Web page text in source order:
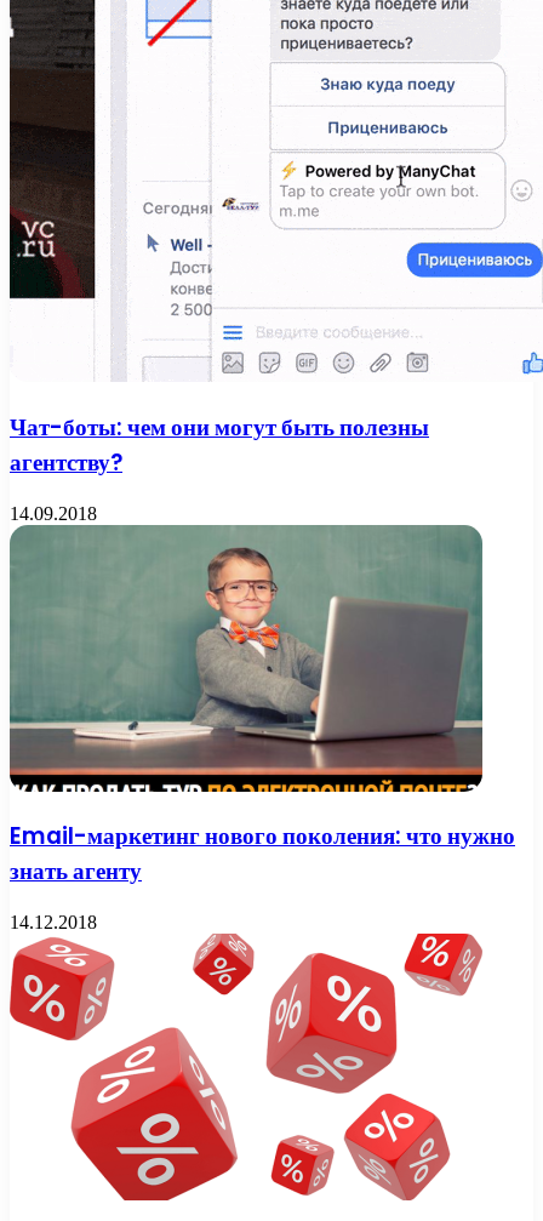
Чат-боты: чем они могут быть полезны
агентству?
14.09.2018
Email-маркетинг нового поколения: что нужно
знать агенту
14.12.2018